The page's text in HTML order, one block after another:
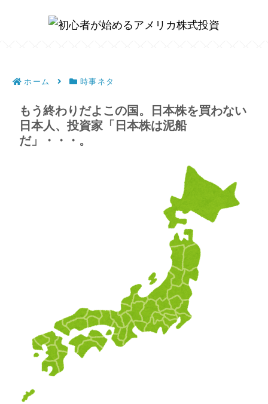
ホーム 時事ネタ
もう終わりだよこの国。日本株を買わない
日本人、投資家「日本株は泥船
だ」・・・。